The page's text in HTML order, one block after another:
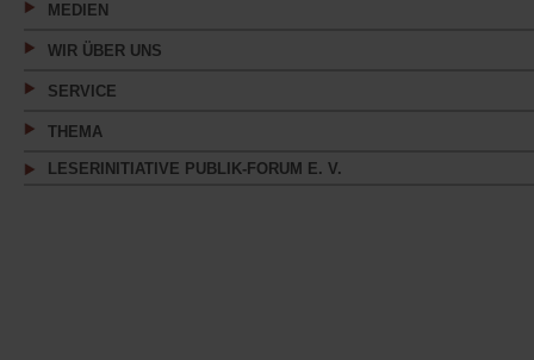
MEDIEN
WIR ÜBER UNS
SERVICE
THEMA
LESERINITIATIVE PUBLIK-FORUM E. V.